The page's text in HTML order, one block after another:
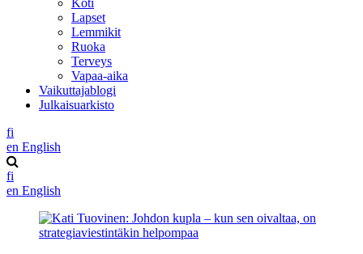
Koti
Lapset
Lemmikit
Ruoka
Terveys
Vapaa-aika
Vaikuttajablogi
Julkaisuarkisto
fi
en English
fi
en English